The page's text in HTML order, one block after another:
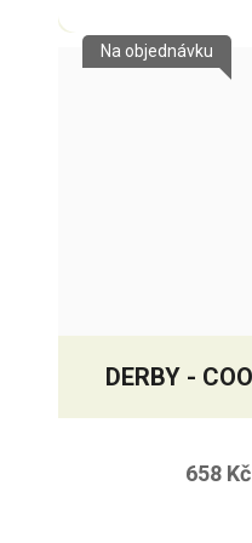
DERBY -
Na objednávku
658 Kč